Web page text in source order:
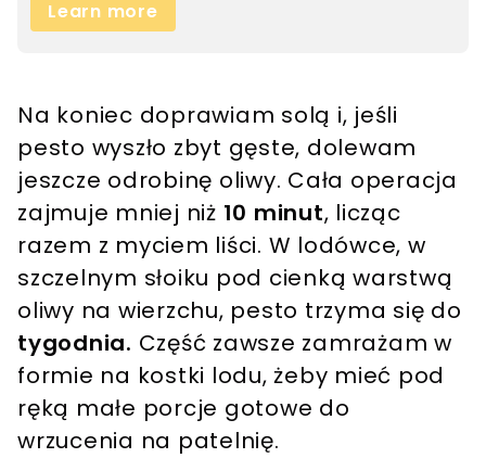
Na koniec doprawiam solą i, jeśli
pesto wyszło zbyt gęste, dolewam
jeszcze odrobinę oliwy. Cała operacja
zajmuje mniej niż 10 minut, licząc
razem z myciem liści. W lodówce, w
szczelnym słoiku pod cienką warstwą
oliwy na wierzchu, pesto trzyma się do
tygodnia. Część zawsze zamrażam w
formie na kostki lodu, żeby mieć pod
ręką małe porcje gotowe do
wrzucenia na patelnię.